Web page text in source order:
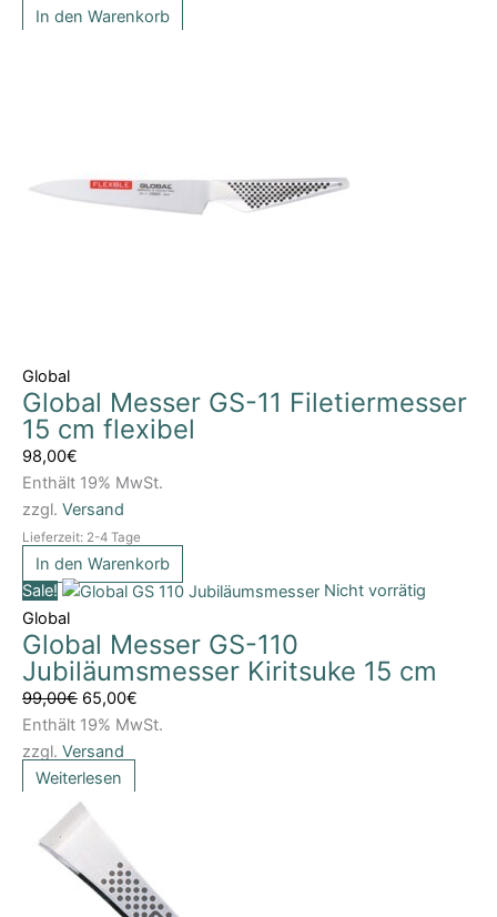
In den Warenkorb
Global
Global Messer GS-11 Filetiermesser
15 cm flexibel
98,00€
Enthält 19% MwSt.
zzgl. Versand
Lieferzeit: 2-4 Tage
In den Warenkorb
Sale!
Nicht vorrätig
Global
Global Messer GS-110
Jubiläumsmesser Kiritsuke 15 cm
99,00€
Ursprünglicher
war:
99,00€
65,00€
Aktueller
ist:
65,00€.
Enthält 19% MwSt.
zzgl. Versand
Weiterlesen